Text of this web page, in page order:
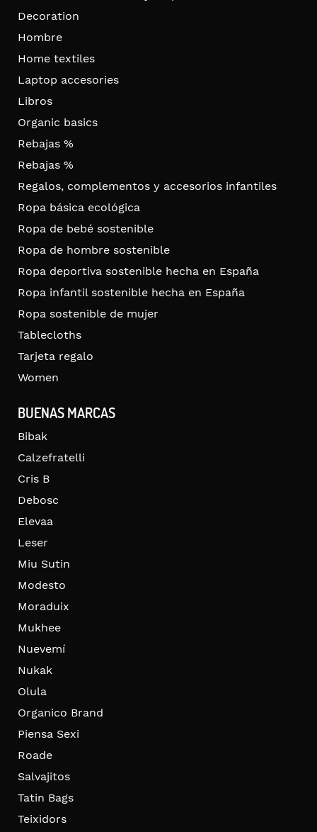
Decoration
Hombre
Home textiles
Laptop accesories
Libros
Organic basics
Rebajas %
Rebajas %
Regalos, complementos y accesorios infantiles
Ropa básica ecológica
Ropa de bebé sostenible
Ropa de hombre sostenible
Ropa deportiva sostenible hecha en España
Ropa infantil sostenible hecha en España
Ropa sostenible de mujer
Tablecloths
Tarjeta regalo
Women
BUENAS MARCAS
Bibak
Calzefratelli
Cris B
Debosc
Elevaa
Leser
Miu Sutin
Modesto
Moraduix
Mukhee
Nuevemí
Nukak
Olula
Organico Brand
Piensa Sexi
Roade
Salvajitos
Tatin Bags
Teixidors